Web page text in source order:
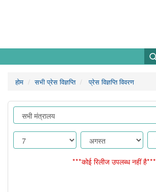
होम सभी प्रेस विज्ञप्ति प्रेस विज्ञप्ति विवरण
***कोई रिलीज उपलब्ध नहीं है***